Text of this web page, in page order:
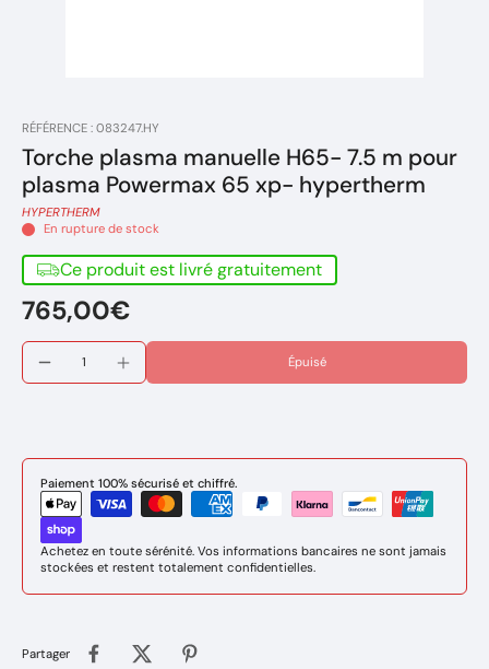
RÉFÉRENCE : 083247.HY
Torche plasma manuelle H65- 7.5 m pour
plasma Powermax 65 xp- hypertherm
HYPERTHERM
En rupture de stock
Ce produit est livré gratuitement
765,00€
Épuisé
Paiement 100% sécurisé et chiffré.
Achetez en toute sérénité. Vos informations bancaires ne sont jamais
stockées et restent totalement confidentielles.
Partager